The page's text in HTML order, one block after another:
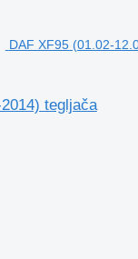
DAF XF95 (01.02-
tegljača